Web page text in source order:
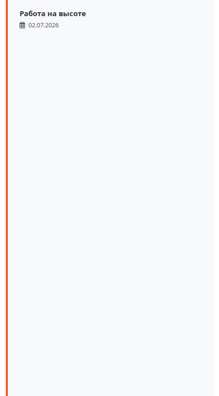
Работа на высоте
02.07.2026